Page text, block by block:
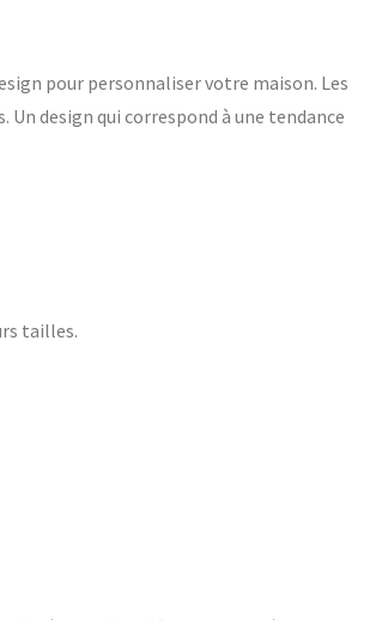
pour personnaliser votre maison. Les
design qui correspond à une tendance
tailles.